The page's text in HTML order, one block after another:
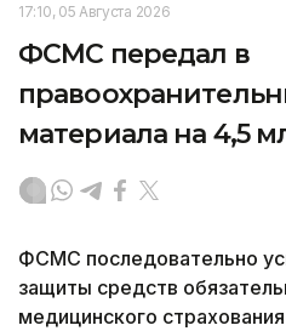
17:10, 05 Августа 2026
ФСМС передал в
материала на 4,5
ФСМС последовательно
защиты средств
медицинского